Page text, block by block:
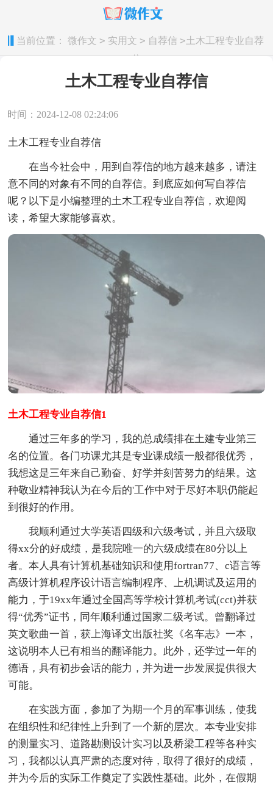
当前位置： 微作文 > 实用文 > 自荐信 >土木工程专业自荐
信
土木工程专业自荐信
时间：2024-12-08 02:24:06
土木工程专业自荐信
在当今社会中，用到自荐信的地方越来越多，请注
意不同的对象有不同的自荐信。到底应如何写自荐信
呢？以下是小编整理的土木工程专业自荐信，欢迎阅
读，希望大家能够喜欢。
土木工程专业自荐信1
通过三年多的学习，我的总成绩排在土建专业第三
名的位置。各门功课尤其是专业课成绩一般都很优秀，
我想这是三年来自己勤奋、好学并刻苦努力的结果。这
种敬业精神我认为在今后的'工作中对于尽好本职仍能起
到很好的作用。
我顺利通过大学英语四级和六级考试，并且六级取
得xx分的好成绩，是我院唯一的六级成绩在80分以上
者。本人具有计算机基础知识和使用fortran77、c语言等
高级计算机程序设计语言编制程序、上机调试及运用的
能力，于19xx年通过全国高等学校计算机考试(cct)并获
得“优秀”证书，同年顺利通过国家二级考试。曾翻译过
英文歌曲一首，获上海译文出版社奖《名车志》一本，
这说明本人已有相当的翻译能力。此外，还学过一年的
德语，具有初步会话的能力，并为进一步发展提供很大
可能。
在实践方面，参加了为期一个月的军事训练，使我
在组织性和纪律性上升到了一个新的层次。本专业安排
的测量实习、道路勘测设计实习以及桥梁工程等各种实
习，我都以认真严肃的态度对待，取得了很好的成绩，
并为今后的实际工作奠定了实践性基础。此外，在假期